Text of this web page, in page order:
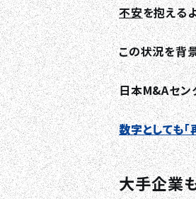
不安を抱える
この状況を背
日本M&Aセン
数字としても
大手企業